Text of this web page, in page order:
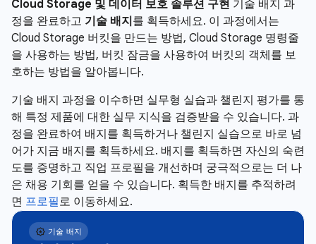
Cloud Storage 및 데이터 보호 솔루션 구현 기술 배지 과
정을 완료하고 기술 배지 를 획득하세요. 이 과정에서는
Cloud Storage 버킷을 만드는 방법, Cloud Storage 명령줄
을 사용하는 방법, 버킷 잠금을 사용하여 버킷의 객체를 보
호하는 방법을 알아봅니다.
기술 배지 과정을 이수하면 실무형 실습과 챌린지 평가를 통
해 특정 제품에 대한 실무 지식을 검증받을 수 있습니다. 과
정을 완료하여 배지를 획득하거나 챌린지 실습으로 바로 넘
어가 지금 배지를 획득하세요. 배지를 획득하면 자신의 숙련
도를 증명하고 직업 프로필을 개선하며 궁극적으로는 더 나
은 채용 기회를 얻을 수 있습니다. 획득한 배지를 추적하려
면 프로필로 이동하세요.